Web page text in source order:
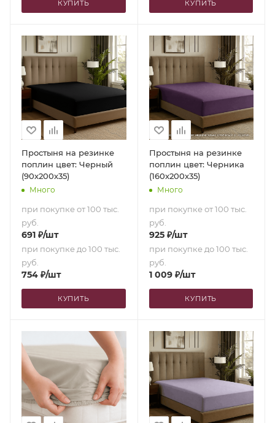
КУПИТЬ КУПИТЬ
Простыня на резинке
поплин цвет: Черный
(90х200х35)
Много
при покупке от 100 тыс.
руб.
691 ₽/шт
при покупке до 100 тыс.
руб.
754 ₽/шт
КУПИТЬ
Простыня на резинке
поплин цвет: Черника
(160х200х35)
Много
при покупке от 100 тыс.
руб.
925₽/шт
при покупке до 100 тыс.
руб.
1 009₽/шт
КУПИТЬ